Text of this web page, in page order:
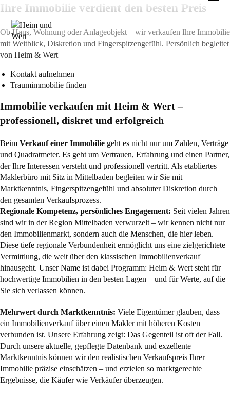
Zum
Inhalt
springen
Ihre Immobilie verdient den besten Preis
Ob Haus, Wohnung oder Anlageobjekt – wir verkaufen Ihre Immobilie
mit Weitblick, Diskretion und Fingerspitzengefühl. Persönlich begleitet
von Heim & Wert
Kontakt aufnehmen
Traumimmobilie finden
Immobilie verkaufen mit Heim & Wert –
professionell, diskret und erfolgreich
Beim Verkauf einer Immobilie geht es nicht nur um Zahlen, Verträge
und Quadratmeter. Es geht um Vertrauen, Erfahrung und einen Partner,
der Ihre Interessen versteht und professionell vertritt. Als etabliertes
Maklerbüro mit Sitz in Mittelbaden begleiten wir Sie mit
Marktkenntnis, Fingerspitzengefühl und absoluter Diskretion durch
den gesamten Verkaufsprozess.
Regionale Kompetenz, persönliches Engagement: Seit vielen Jahren
sind wir in der Region Mittelbaden verwurzelt – wir kennen nicht nur
den Immobilienmarkt, sondern auch die Menschen, die hier leben.
Diese tiefe regionale Verbundenheit ermöglicht uns eine zielgerichtete
Vermittlung, die weit über den klassischen Immobilienverkauf
hinausgeht. Unser Name ist dabei Programm: Heim & Wert steht für
hochwertige Immobilien in den besten Lagen – und für Werte, auf die
Sie sich verlassen können.
Mehrwert durch Marktkenntnis: Viele Eigentümer glauben, dass
ein Immobilienverkauf über einen Makler mit höheren Kosten
verbunden ist. Unsere Erfahrung zeigt: Das Gegenteil ist oft der Fall.
Durch unsere aktuelle, gepflegte Datenbank und exzellente
Marktkenntnis können wir den realistischen Verkaufspreis Ihrer
Immobilie präzise einschätzen – und erzielen so marktgerechte
Ergebnisse, die Käufer wie Verkäufer überzeugen.